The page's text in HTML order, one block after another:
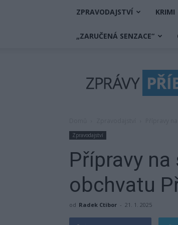
ZPRAVODAJSTVÍ KRIMI
„ZARUČENÁ SENZACE“
Příbram
Zpravodajství
Přípravy
obchvatu
od Radek Ctibor - 21. 1. 2025